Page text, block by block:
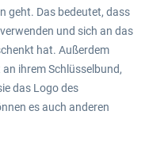
geht. Das bedeutet, dass
und sich an das
hat. Außerdem
ihrem Schlüsselbund,
das Logo des
es auch anderen